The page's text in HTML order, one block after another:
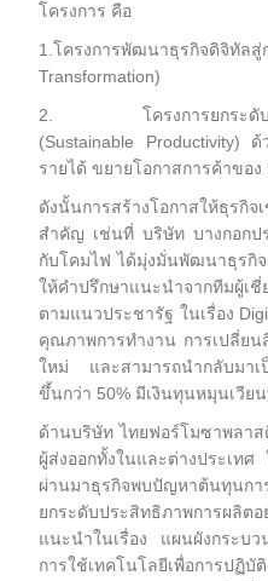
โครงการ คือ
1.โครงการพัฒนาธุรกิจดิจิทัล
Transformation)
2. โครงการยกระดับประ
(Sustainable Productivity)
รายได้ ขยายโอกาสการค้าขอ
ดังนั้นการสร้างโอกาสให้ธุรกิจ
สำคัญ เช่นที่ บริษัท บางกอกป
กับโคมไฟ ได้มุ่งมั่นพัฒนาธุรกิ
ให้คำปรึกษาแนะนำจากทีมผู้เ
ตามแนวประชารัฐ ในเรื่อง
คุณภาพการทำงาน การเปลี่ยน
ใหม่ และสามารถนำกลับมาเ
ขึ้นกว่า 50% มีเงินทุนหมุนเวีย
ด้านบริษัท ไทยฟอร์โมซาพลา
ผู้ส่งออกทั้งในและต่างประเท
ผ่านมาธุรกิจพบปัญหาต้นทุนกา
ยกระดับประสิทธิภาพการผลิ
แนะนำในเรื่อง แผนผังกระบ
การใช้เทคโนโลยีเพื่อการปฏิ